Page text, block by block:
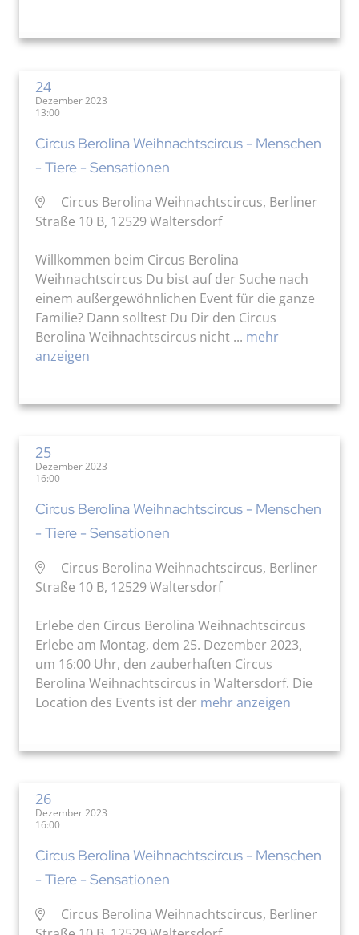
24
Dezember 2023
13:00
Circus Berolina Weihnachtscircus - Menschen
- Tiere - Sensationen
Circus Berolina Weihnachtscircus, Berliner
Straße 10 B, 12529 Waltersdorf
Willkommen beim Circus Berolina
Weihnachtscircus Du bist auf der Suche nach
einem außergewöhnlichen Event für die ganze
Familie? Dann solltest Du Dir den Circus
Berolina Weihnachtscircus nicht ... mehr
anzeigen
25
Dezember 2023
16:00
Circus Berolina Weihnachtscircus - Menschen
- Tiere - Sensationen
Circus Berolina Weihnachtscircus, Berliner
Straße 10 B, 12529 Waltersdorf
Erlebe den Circus Berolina Weihnachtscircus
Erlebe am Montag, dem 25. Dezember 2023,
um 16:00 Uhr, den zauberhaften Circus
Berolina Weihnachtscircus in Waltersdorf. Die
Location des Events ist der mehr anzeigen
26
Dezember 2023
16:00
Circus Berolina Weihnachtscircus - Menschen
- Tiere - Sensationen
Circus Berolina Weihnachtscircus, Berliner